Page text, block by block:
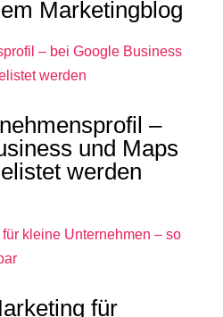
Marketingblog
–
und Maps
werden
für